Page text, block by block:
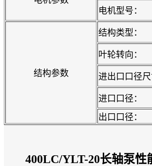
电机型号：
结构参数
结构类型：
叶轮转向：
进出口口径尺
进口口径：
出口口径：
400LC/YLT-20长轴泵性